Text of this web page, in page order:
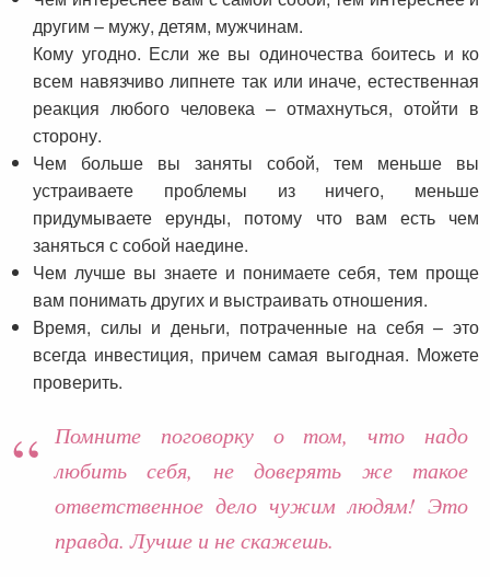
другим – мужу, детям, мужчинам.
Кому угодно. Если же вы одиночества боитесь и ко
всем навязчиво липнете так или иначе, естественная
реакция любого человека – отмахнуться, отойти в
сторону.
Чем больше вы заняты собой, тем меньше вы
устраиваете проблемы из ничего, меньше
придумываете ерунды, потому что вам есть чем
заняться с собой наедине.
Чем лучше вы знаете и понимаете себя, тем проще
вам понимать других и выстраивать отношения.
Время, силы и деньги, потраченные на себя – это
всегда инвестиция, причем самая выгодная. Можете
проверить.
Помните поговорку о том, что надо
любить себя, не доверять же такое
ответственное дело чужим людям! Это
правда. Лучше и не скажешь.